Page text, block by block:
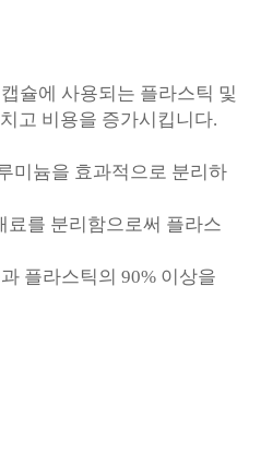
슐에 사용되는 플라스틱 및
고 비용을 증가시킵니다.
미늄을 효과적으로 분리하
료를 분리함으로써 플라스
플라스틱의 90% 이상을